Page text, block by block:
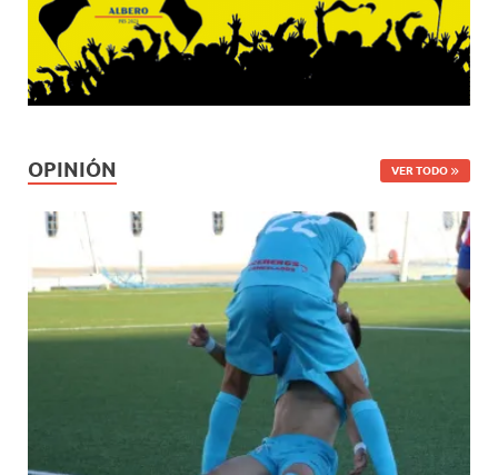
OPINIÓN VER TODO